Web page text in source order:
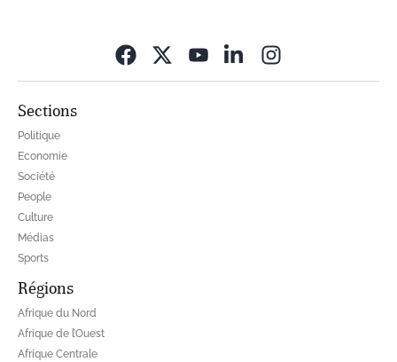
Sections
Politique
Economie
Société
People
Culture
Médias
Sports
Régions
Afrique du Nord
Afrique de l’Ouest
Afrique Centrale